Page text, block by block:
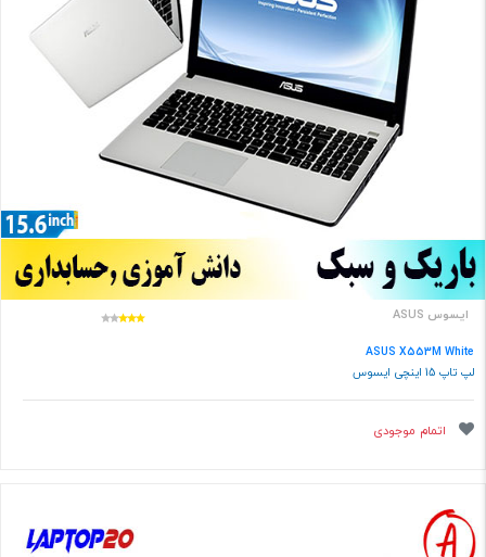
ایسوس ASUS
ASUS X553M White
لپ تاپ 15 اینچی ایسوس
اتمام موجودی